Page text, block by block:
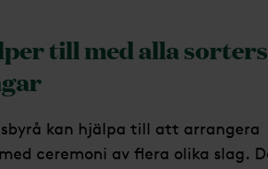
till med alla sorters
kan hjälpa till att arrangera
ceremoni av flera olika slag.